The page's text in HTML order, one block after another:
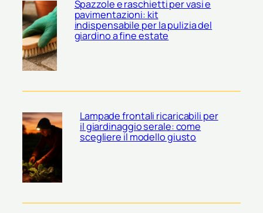
Spazzole e raschietti per vasi e
pavimentazioni: kit
indispensabile per la pulizia del
giardino a fine estate
Lampade frontali ricaricabili per
il giardinaggio serale: come
scegliere il modello giusto